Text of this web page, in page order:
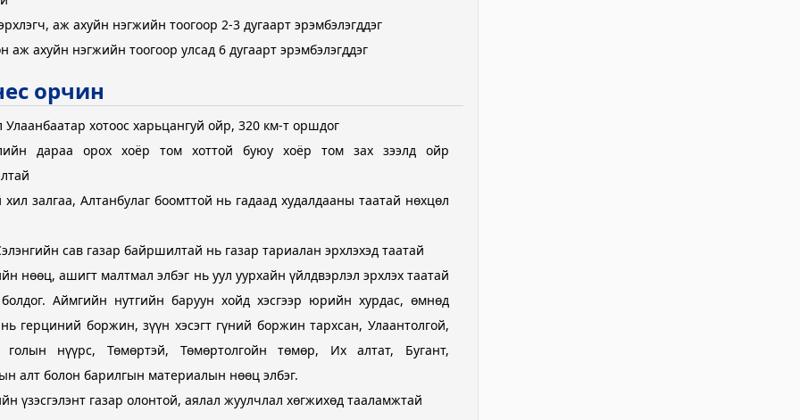
хэлтэс
төв
аж ахуйн нэгжийн тоогоор 2-3 дугаарт эрэмбэлэгддэг
аж ахуйн нэгжийн тоогоор улсад 6 дугаарт эрэмбэлэгддэг
орчин
Улаанбаатар хотоос харьцангуй ойр, 320 км-т оршдог
дараа орох хоёр том хоттой буюу хоёр том зах зээлд ойр
залгаа, Алтанбулаг боомттой нь гадаад худалдааны таатай нөхцөл
сав газар байршилтай нь газар тариалан эрхлэхэд таатай
нөөц, ашигт малтмал элбэг нь уул уурхайн үйлдвэрлэл эрхлэх таатай
Аймгийн нутгийн баруун хойд хэсгээр юрийн хурдас, өмнөд
нь герциний боржин, зүүн хэсэгт гүний боржин тархсан, Улаантолгой,
нүүрс, Төмөртэй, Төмөртолгойн төмөр, Их алтат, Бугант,
алт болон барилгын материалын нөөц элбэг.
үзэсгэлэнт газар олонтой, аялал жуулчлал хөгжихөд тааламжтай